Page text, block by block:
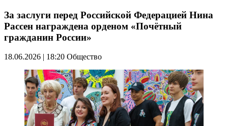
За заслуги перед Российской Федерацией Нина
Рассен награждена орденом «Почётный
гражданин России»
18.06.2026 | 18:20 Общество